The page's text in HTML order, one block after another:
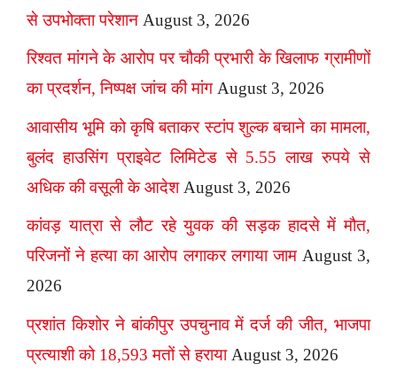
से उपभोक्ता परेशान August 3, 2026
रिश्वत मांगने के आरोप पर चौकी प्रभारी के खिलाफ ग्रामीणों
का प्रदर्शन, निष्पक्ष जांच की मांग August 3, 2026
आवासीय भूमि को कृषि बताकर स्टांप शुल्क बचाने का मामला,
बुलंद हाउसिंग प्राइवेट लिमिटेड से 5.55 लाख रुपये से
अधिक की वसूली के आदेश August 3, 2026
कांवड़ यात्रा से लौट रहे युवक की सड़क हादसे में मौत,
परिजनों ने हत्या का आरोप लगाकर लगाया जाम August 3,
2026
प्रशांत किशोर ने बांकीपुर उपचुनाव में दर्ज की जीत, भाजपा
प्रत्याशी को 18,593 मतों से हराया August 3, 2026